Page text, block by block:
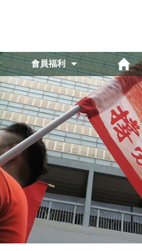
會員福利